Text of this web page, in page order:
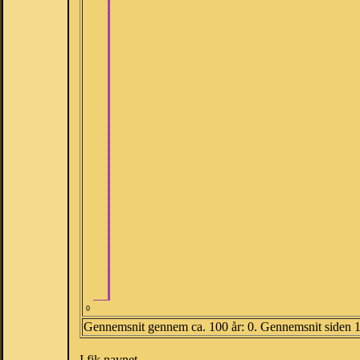
0
Gennemsnit gennem ca. 100 år: 0. Gennemsnit siden